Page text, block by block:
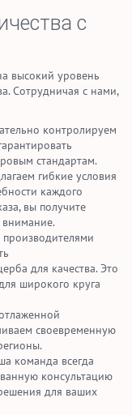
с
высокий уровень
Сотрудничая с нами,
контролируем
стандартам.
гибкие условия
каждого
вы получите
внимание.
для качества. Это
широкого круга
своевременную
команда всегда
консультацию
для ваших